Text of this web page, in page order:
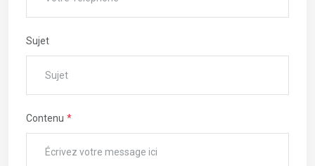
Sujet
Contenu